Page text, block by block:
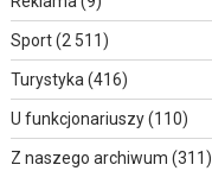
Sport(2 511)
Turystyka(416)
U funkcjonariuszy(110)
Z naszego archiwum (311)